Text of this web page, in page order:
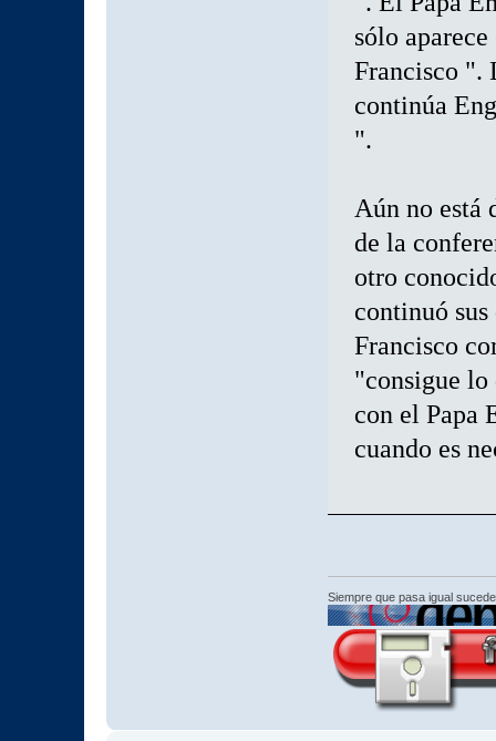
sólo
Francisco ".
continúa
".
Aún no está
de la
otro
continuó
Francisco
"consigue lo
con el Papa
cuando es
Siempre que pasa igual